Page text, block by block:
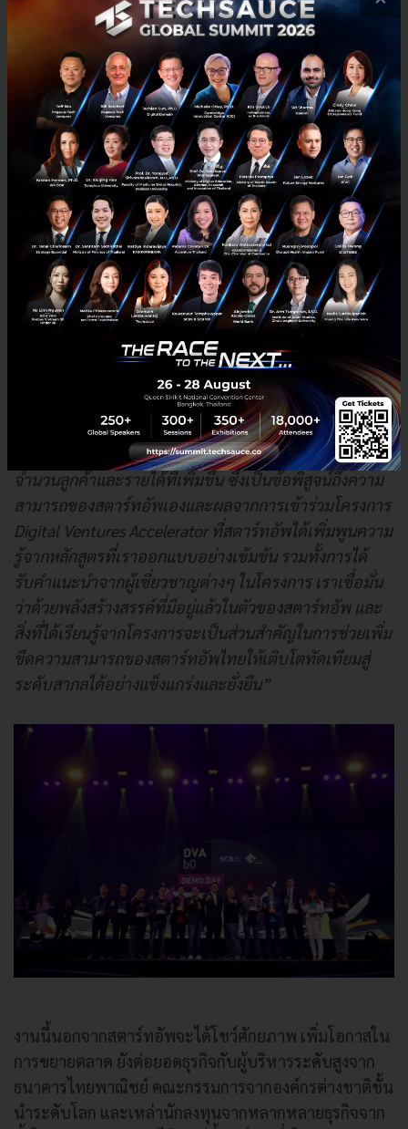
อย่างยั่งยืน ธนาคารไทยพาณิชย์จึงได้มอบเงินลงทุน
สนับสนุน 1 ล้านบาทให้กับทุกทีม และมอบเงินลงทุนพิเศษ
ให้แก่ 3 ทีมที่ได้รับการตัดสินจากศักยภาพในการดำเนิน
ธุรกิจ การเติบโต และความพร้อมในการรับเงินลงทุน รวม
ถึงการตัดสินจากคณะกรรมการและนักลงทุนที่มาร่วมงาน
ในวันนี้”
ชาล เจริญพันธ์
Head of Accelerator บริษัท ดิจิทัล
เวนเจอร์ส จำกัดกล่าวว่าสตาร์ทอัพภายใต้โครงการทั้ง
10 ทีม ล้วนมีศักยภาพสูงในทางธุรกิจ และมีประเภทธุรกิจ
ที่หลากหลาย ครอบคลุมทั้งส่วนที่เป็นฟินเทคและธุรกิจ
อื่นๆ อีกทั้งยังสะท้อนให้เห็นถึงมุมมองทางด้านเทคโนโลยี
ของธนาคารไทยพาณิชย์ ซึ่งไม่จำกัดอยู่ที่การพัฒนา
ผลิตภัณฑ์หรือโซลูชั่นส์ด้านการเงินเท่านั้น แต่ยัง
ครอบคลุมทุกมิติของการใช้ชีวิตของลูกค้า
"ตลอด 6 เดือนที่ผ่านมา เราดีใจที่ได้เห็นความก้าวหน้าของ
ทุกทีม โดยเฉพาะการขยายธุรกิจอย่างต่อเนื่องทั้งในด้าน
จำนวนลูกค้าและรายได้ที่เพิ่มขึ้น ซึ่งเป็นข้อพิสูจน์ถึงความ
สามารถของสตาร์ทอัพเองและผลจากการเข้าร่วมโครงการ
Digital Ventures Accelerator ที่สตาร์ทอัพได้เพิ่มพูนความ
รู้จากหลักสูตรที่เราออกแบบอย่างเข้มข้น รวมทั้งการได้
รับคำแนะนำจากผู้เชี่ยวชาญต่างๆ ในโครงการ เราเชื่อมั่น
ว่าด้วยพลังสร้างสรรค์ที่มีอยู่แล้วในตัวของสตาร์ทอัพ และ
สิ่งที่ได้เรียนรู้จากโครงการจะเป็นส่วนสำคัญในการช่วยเพิ่ม
ขีดความสามารถของสตาร์ทอัพไทยให้เติบโตทัดเทียมสู่
ระดับสากลได้อย่างแข็งแกร่งและยั่งยืน”
งานนี้นอกจากสตาร์ทอัพจะได้โชว์ศักยภาพ เพิ่มโอกาสใน
การขยายตลาด ยังต่อยอดธุรกิจกับผู้บริหารระดับสูงจาก
ธนาคารไทยพาณิชย์ คณะกรรมการจากองค์กรต่างชาติชั้น
นำระดับโลก และเหล่านักลงทุนจากหลากหลายธุรกิจจาก